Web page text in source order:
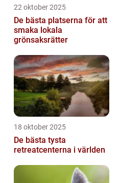
22 oktober 2025
De bästa platserna för att
smaka lokala
grönsaksrätter
18 oktober 2025
De bästa tysta
retreatcenterna i världen